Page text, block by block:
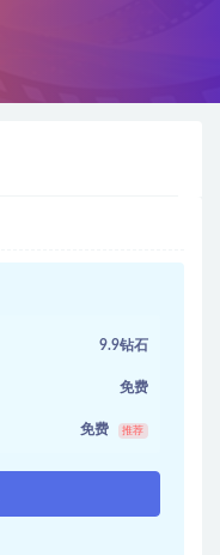
9.9钻石
免费
免费 推荐